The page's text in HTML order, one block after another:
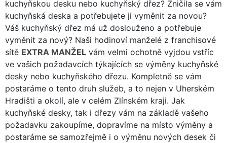
kuchyňskou desku nebo kuchyňský dřez? Zničila se vám
kuchyňská deska a potřebujete ji vyměnit za novou?
Váš kuchyňský dřez má už doslouženo a potřebuje
vyměnit za nový? Naši hodinoví manželé z franchisové
sítě EXTRA MANŽEL vám velmi ochotně vyjdou vstříc
ve vašich požadavcích týkajících se výměny kuchyňské
desky nebo kuchyňského dřezu. Kompletně se vám
postaráme o tento druh služeb, a to nejen v Uherském
Hradišti a okolí, ale v celém Zlínském kraji. Jak
kuchyňské desky, tak i dřezy vám na základě vašeho
požadavku zakoupíme, dopravíme na místo výměny a
postaráme se samozřejmě i o výměnu nových desek či